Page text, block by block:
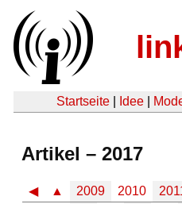
Startseite Idee
Artikel – 2017
◀ ▲ 2009 2010